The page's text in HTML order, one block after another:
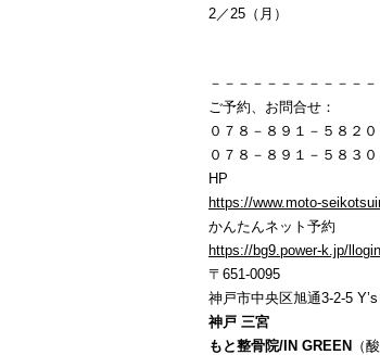
2／25（月）
－－－－－－－－－－－
ご予約、お問合せ：
０７８－８９１－５８２
０７８－８９１－５８３
HP
https://www.moto-
かんたんネット予約
https://bg9.power-k.jp/
〒651-0095
神戸市中央区旭通3-2-5
神戸 三宮
もと整骨院/IN GREEN
（